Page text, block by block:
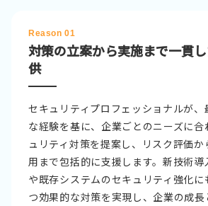
Reason 01
対策の立案から実施まで一貫
供
セキュリティプロフェッショナルが
な経験を基に、企業ごとのニーズに
ュリティ対策を提案し、リスク評価
用まで包括的に支援します。新技術
や既存システムのセキュリティ強化
つ効果的な対策を実現し、企業の成